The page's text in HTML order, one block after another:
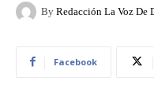
By Redacción La Voz De
Facebook